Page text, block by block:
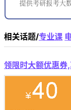
相关话题/专业课
领限时大额优惠券